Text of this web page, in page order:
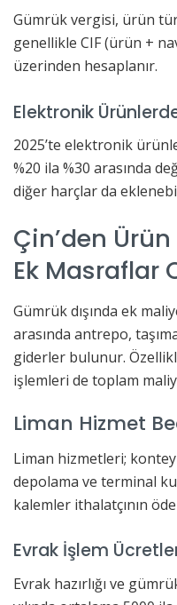
Gümrük vergisi, ürün
genellikle CIF (ürün +
üzerinden hesaplanır.
Elektronik
2025’te elektronik
%20 ila %30 arasında
diğer harçlar da
Çin’den
Ek Masraflar
Gümrük dışında ek
arasında antrepo,
giderler bulunur.
işlemleri de toplam
Liman Hizmet
Liman hizmetleri;
depolama ve terminal
kalemler ithalatçının
Evrak İşlem
Evrak hazırlığı ve